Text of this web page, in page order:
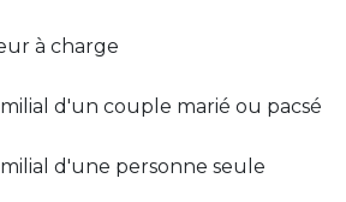
à charge
d'un couple marié ou pacsé
d'une personne seule